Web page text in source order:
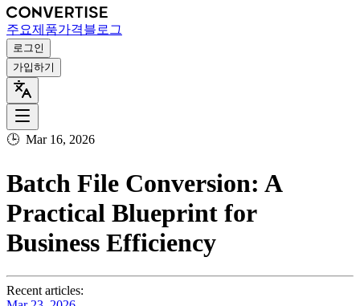
주요제품가격블로그
로그인
가입하기
🕒 Mar 16, 2026
Batch File Conversion: A
Practical Blueprint for
Business Efficiency
Recent articles: